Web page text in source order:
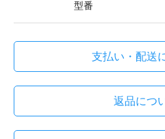
型番
支払い・配送
返品につ